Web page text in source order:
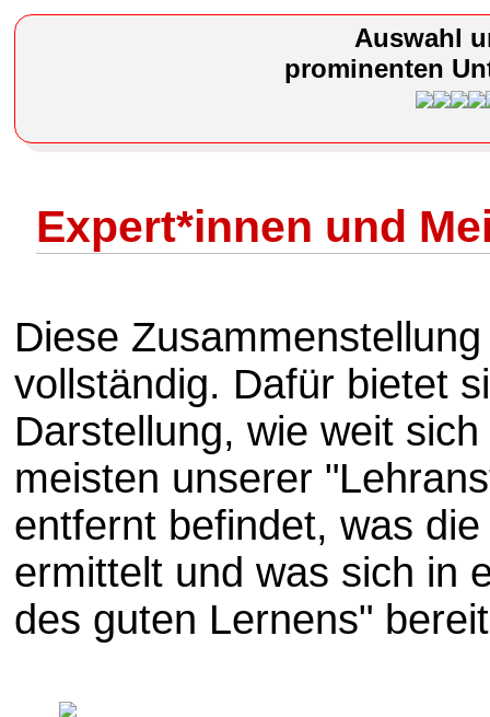
Auswahl
prominenten
Expert*innen und
Diese
vollständig. Dafür bietet
Darstellung, wie weit
meisten unserer
entfernt befindet, was
ermittelt und was sich in
des guten Lernens"